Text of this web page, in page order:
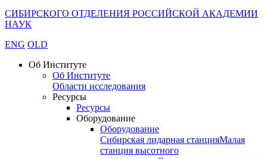
СИБИРСКОГО ОТДЕЛЕНИЯ РОССИЙСКОЙ АКАДЕМИИ
НАУК
ENG OLD
Об Институте
Об Институте
Области исследования
Ресурсы
Ресурсы
Оборудование
Оборудование
Сибирская лидарная станцияМалая
станция высотного